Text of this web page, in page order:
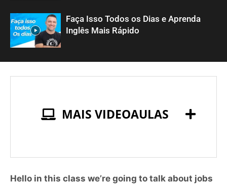
Faça Isso Todos os Dias e Aprenda
Inglês Mais Rápido
MAIS VIDEOAULAS
Hello in this class we’re going to talk about jobs